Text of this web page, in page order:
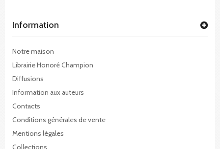
Information
Notre maison
Librairie Honoré Champion
Diffusions
Information aux auteurs
Contacts
Conditions générales de vente
Mentions légales
Collections